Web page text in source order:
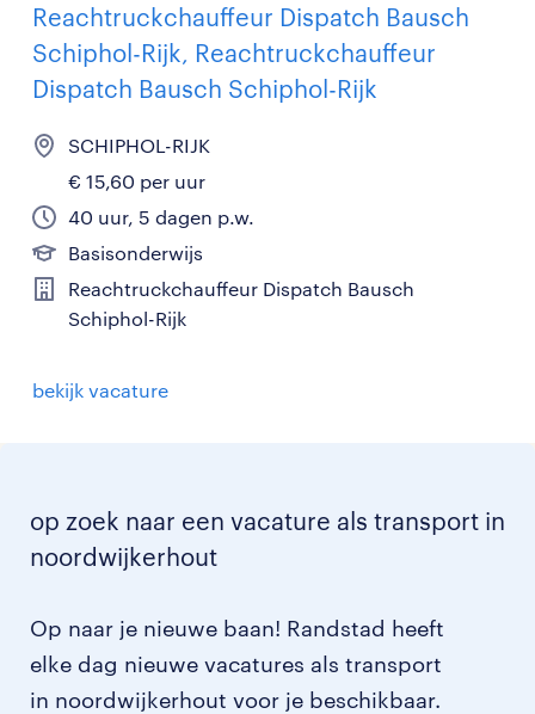
Reachtruckchauffeur Dispatch Bausch
Schiphol-Rijk, Reachtruckchauffeur
Dispatch Bausch Schiphol-Rijk
SCHIPHOL-RIJK
€ 15,60 per uur
40 uur, 5 dagen p.w.
Basisonderwijs
Reachtruckchauffeur Dispatch Bausch
Schiphol-Rijk
bekijk vacature
op zoek naar een vacature als transport in
noordwijkerhout
Op naar je nieuwe baan! Randstad heeft
elke dag nieuwe vacatures als transport
in noordwijkerhout voor je beschikbaar.